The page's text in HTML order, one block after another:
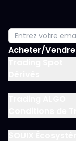
Acheter/Vendre